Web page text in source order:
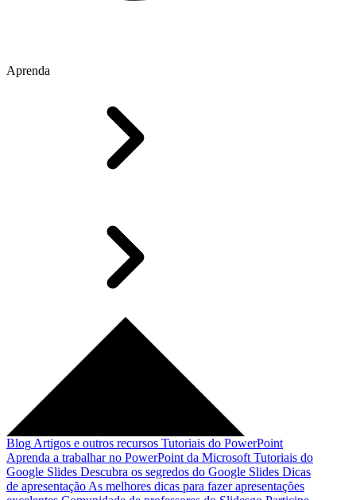
Aprenda
Blog Artigos e outros recursos Tutoriais do PowerPoint
Aprenda a trabalhar no PowerPoint da Microsoft Tutoriais do
Google Slides Descubra os segredos do Google Slides Dicas
de apresentação As melhores dicas para fazer apresentações